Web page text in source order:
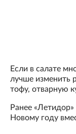
Если в салате
лучше изменить
тофу, отварную
Ранее «Летидор»
Новому году